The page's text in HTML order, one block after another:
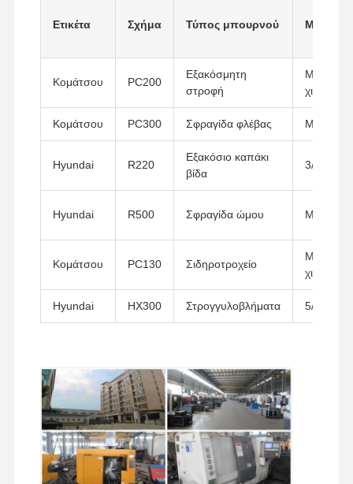
Ετικέτα Σχήμα Τύπος μπουρνού Μέγεθος
Κομάτσου PC200
Εξακόσμητη
στροφή
Μ16x60
χιλιοστά
Κομάτσου PC300 Σφραγίδα φλέβας
Hyundai R220
Εξακόσιο καπάκι
βίδα
3/4 "x 3"
Hyundai R500 Σφραγίδα ώμου
Κομάτσου PC130 Σιδηροτροχείο
Μ12x40
χιλιοστά
Hyundai HX300 Στρογγυλοβλήματα 5/8 "x2.5"